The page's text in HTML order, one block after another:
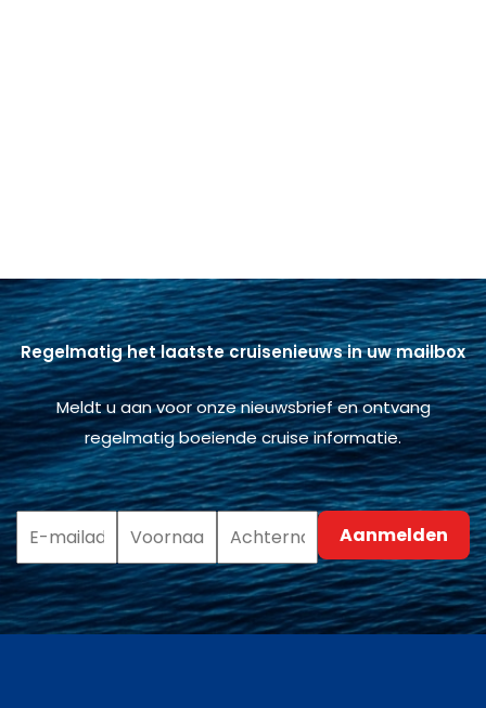
Regelmatig het laatste cruisenieuws in uw mailbox
Meldt u aan voor onze nieuwsbrief en ontvang
regelmatig boeiende cruise informatie.